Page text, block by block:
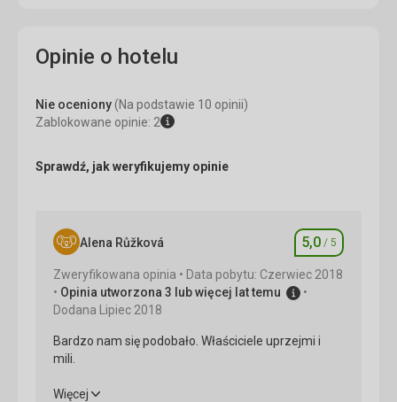
Opinie o hotelu
Nie oceniony (Na podstawie 10 opinii)
Zablokowane opinie: 2
Sprawdź, jak weryfikujemy opinie
Alena Růžková Ocena
5,0 / 5
Zweryfikowana opinia
Data pobytu: Czerwiec 2018
Opinia utworzona 3 lub więcej lat temu
Dodana Lipiec 2018
Bardzo nam się podobało. Właściciele uprzejmi i
mili.
Bardzo nam się podobało. Właściciele uprzejmi i
Więcej